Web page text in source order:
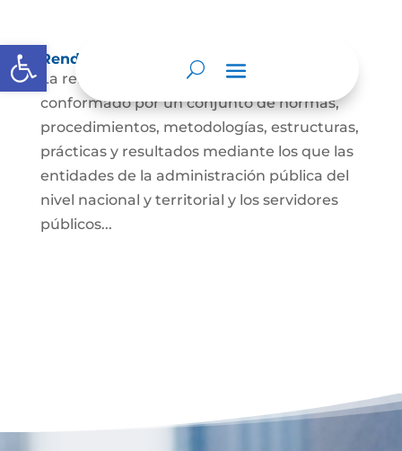
Abrir barra de herramientas
Rendición de cuentas
La rendición de cuentas es el proceso
conformado por un conjunto de normas,
procedimientos, metodologías, estructuras,
prácticas y resultados mediante los que las
entidades de la administración pública del
nivel nacional y territorial y los servidores
públicos...